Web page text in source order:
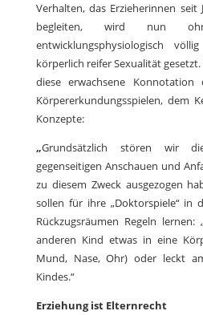
Verhalten, das Erzieherinnen seit
begleiten, wird nun
entwicklungsphysiologisch
körperlich reifer Sexualität
diese erwachsene
Körpererkundungsspielen, dem
Konzepte:
„Grundsätzlich stören wir
gegenseitigen Anschauen und
zu diesem Zweck ausgezogen
sollen für ihre „Doktorspiele“ in
Rückzugsräumen Regeln
anderen Kind etwas in eine
Mund, Nase, Ohr) oder leckt
Kindes.“
Erziehung ist Elternrecht